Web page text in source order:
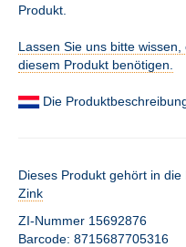
Produkt.
Lassen Sie uns bitte
diesem Produkt benötigen.
Die
Dieses Produkt gehört in die
Zink
ZI-Nummer 15692876
Barcode: 8715687705316